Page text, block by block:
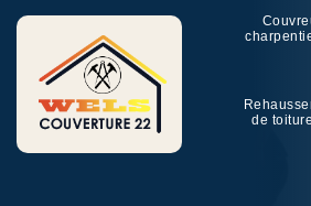
de